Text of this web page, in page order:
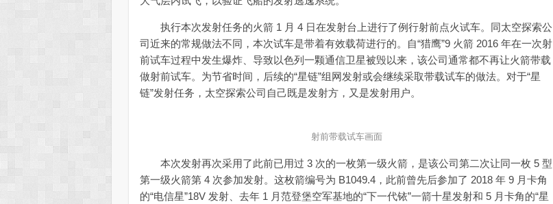
执行本次发射任务的火箭 1 月 4 日在发射台上进行了例行射前点火试车。同太空探索公
司近来的常规做法不同，本次试车是带着有效载荷进行的。自“猎鹰”9 火箭 2016 年在一次射
前试车过程中发生爆炸、导致以色列一颗通信卫星被毁以来，该公司通常都不再让火箭带载
做射前试车。为节省时间，后续的“星链”组网发射或会继续采取带载试车的做法。对于“星
链”发射任务，太空探索公司自己既是发射方，又是发射用户。
射前带载试车画面
本次发射再次采用了此前已用过 3 次的一枚第一级火箭，是该公司第二次让同一枚 5 型
第一级火箭第 4 次参加发射。这枚箭编号为 B1049.4，此前曾先后参加了 2018 年 9 月卡角
的“电信星”18V 发射、去年 1 月范登堡空军基地的“下一代铱”一箭十星发射和 5 月卡角的“星